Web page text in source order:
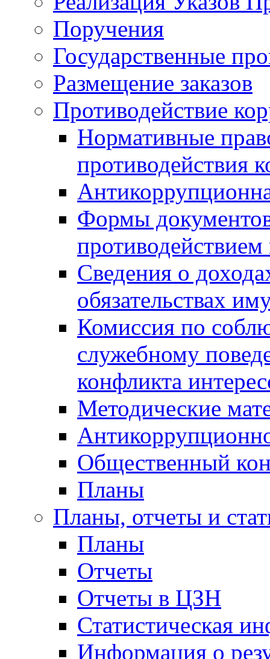
Поручения
Государственные
Размещение заказов
Противодействие
Нормативные
противодействия
Формы
Сведения о
обязательствах
Комиссия по
служебному
конфликта
Методические
Общественный
Планы
Планы, отчеты и
Планы
Отчеты
Отчеты в ЦЗН
Статистическая
Информация о